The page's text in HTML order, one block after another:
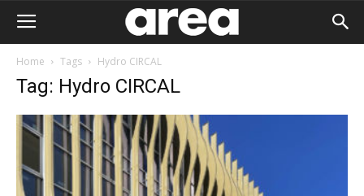
Home Tags Hydro CIRCAL
Tag: Hydro CIRCAL